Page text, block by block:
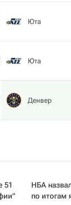
Юта
Юта
Денвер
51
НБА
по итогам